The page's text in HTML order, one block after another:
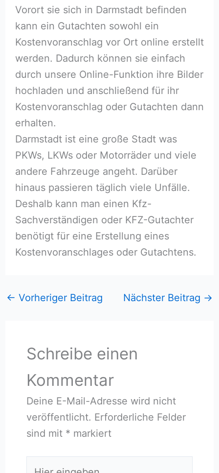
Vorort sie sich in Darmstadt befinden
kann ein Gutachten sowohl ein
Kostenvoranschlag vor Ort online erstellt
werden. Dadurch können sie einfach
durch unsere Online-Funktion ihre Bilder
hochladen und anschließend für ihr
Kostenvoranschlag oder Gutachten dann
erhalten.
Darmstadt ist eine große Stadt was
PKWs, LKWs oder Motorräder und viele
andere Fahrzeuge angeht. Darüber
hinaus passieren täglich viele Unfälle.
Deshalb kann man einen Kfz-
Sachverständigen oder KFZ-Gutachter
benötigt für eine Erstellung eines
Kostenvoranschlages oder Gutachtens.
← Vorheriger Beitrag Nächster Beitrag →
Schreibe einen
Kommentar
Deine E-Mail-Adresse wird nicht
veröffentlicht. Erforderliche Felder
sind mit * markiert